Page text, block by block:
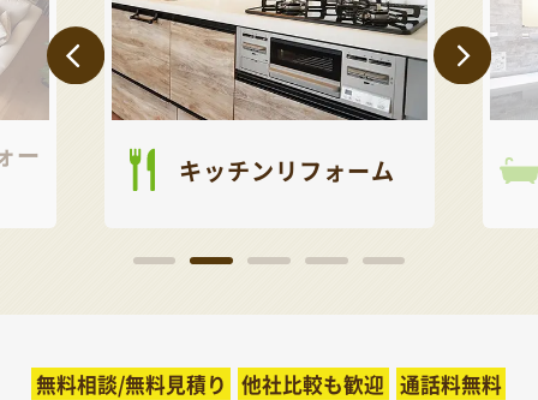
ー キッチンリフォーム
無料相談/無料見積り 他社比較も歓迎 通話料無料